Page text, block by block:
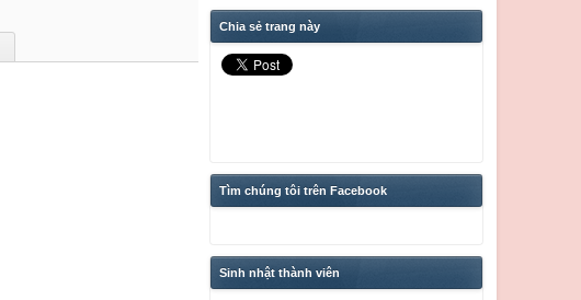
Chia sẻ trang này
Tìm chúng tôi trên Facebook
Sinh nhật thành viên